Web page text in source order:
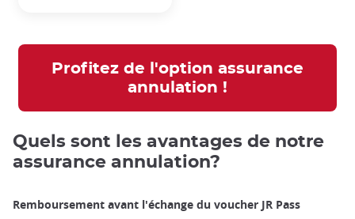
Profitez de l'option assurance
annulation !
Quels sont les avantages de notre
assurance annulation?
Remboursement avant l'échange du voucher JR Pass